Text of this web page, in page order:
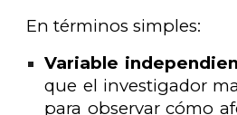
En términos simples:
Variable
que el investigador
para observar cómo